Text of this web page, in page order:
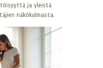
ja yleistä
näkökulmasta.